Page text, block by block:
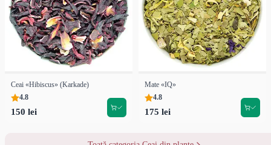
Ceai «Hibiscus» (Karkade)
4.8
150 lei
Mate «IQ»
4.8
175 lei